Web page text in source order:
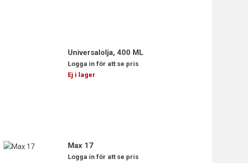
Universalolja, 400 ML
Logga in för att se pris
Ej i lager
Max 17
Logga in för att se pris